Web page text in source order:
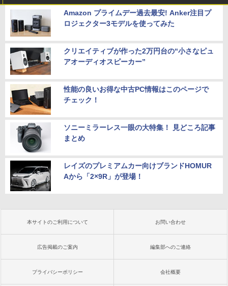
Amazon プライムデー過去最安! Anker注目プ
ロジェクター3モデルを使ってみた
クリエイティブが作った2万円台の“小さなピュ
アオーディオスピーカー”
性能の良いお得な中古PC情報はこのページで
チェック！
ソニーミラーレス一眼の大特集！ 見どころ記事
まとめ
レイズのプレミアムカー向けブランドHOMUR
Aから「2×9R」が登場！
本サイトのご利用について お問い合わせ
広告掲載のご案内 編集部へのご連絡
プライバシーポリシー 会社概要